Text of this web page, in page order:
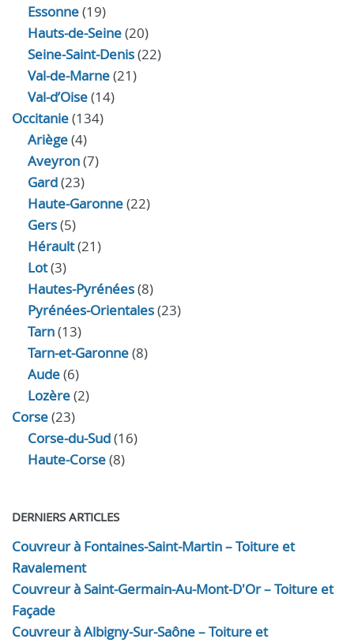
Essonne(19)
Hauts-de-Seine(20)
Seine-Saint-Denis(22)
Val-de-Marne(21)
Val-d’Oise(14)
Occitanie(134)
Ariège(4)
Aveyron(7)
Gard(23)
Haute-Garonne(22)
Gers(5)
Hérault(21)
Lot(3)
Hautes-Pyrénées(8)
Pyrénées-Orientales(23)
Tarn(13)
Tarn-et-Garonne(8)
Aude(6)
Lozère(2)
Corse(23)
Corse-du-Sud(16)
Haute-Corse(8)
DERNIERS ARTICLES
Couvreur à Fontaines-Saint-Martin – Toiture et
Ravalement
Couvreur à Saint-Germain-Au-Mont-D'Or – Toiture et
Façade
Couvreur à Albigny-Sur-Saône – Toiture et